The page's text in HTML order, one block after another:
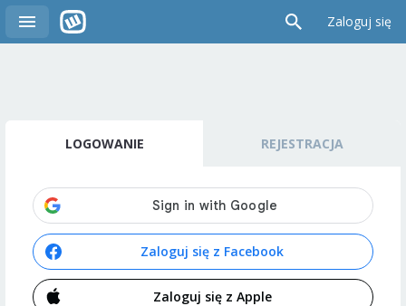
Zaloguj się
LOGOWANIE REJESTRACJA
Zaloguj się z Facebook
Zaloguj się z Apple